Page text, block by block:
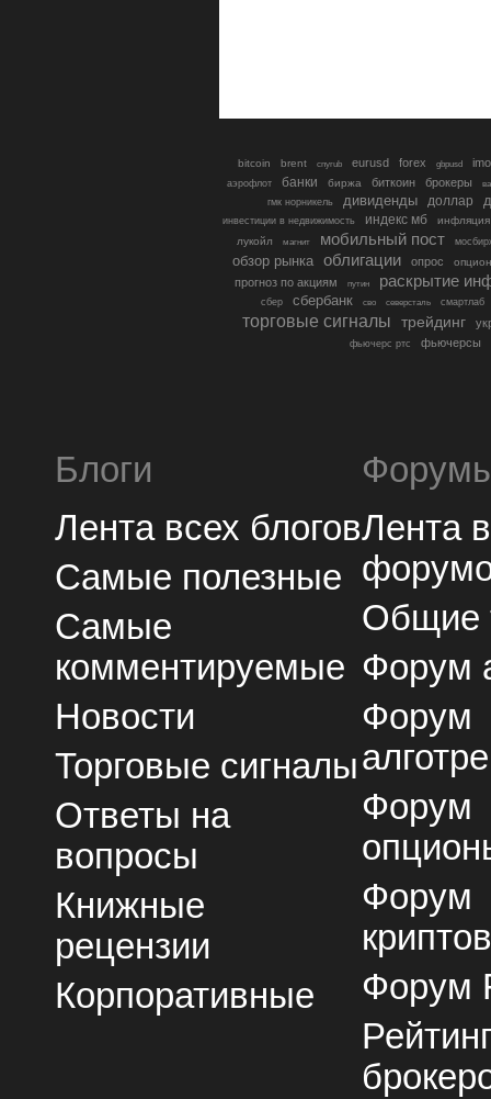
bitcoin brent cnyrub eurusd forex gbpusd
аэрофлот банки биржа биткоин брокеры
гмк норникель
дивиденды доллар
инвестиции в недвижимость индекс мб
инфляция
лукойл
магнит мобильный пост
обзор рынка облигации опрос
прогноз по акциям путин раскрытие
сбер сбербанк сво северсталь смартлаб
торговые сигналы трейдинг
фьючерс ртс фьючерсы
Блоги
Лента всех блогов
Самые полезные
Самые
комментируемые
Новости
Торговые сигналы
Ответы на
вопросы
Книжные
рецензии
Корпоративные
Лента
Общие
Форум
Форум
Форум
Форум
Форум